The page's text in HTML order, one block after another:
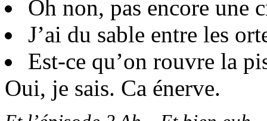
Oh non, pas encore une
J’ai du sable entre les
Est-ce qu’on rouvre la
Oui, je sais. Ca énerve.